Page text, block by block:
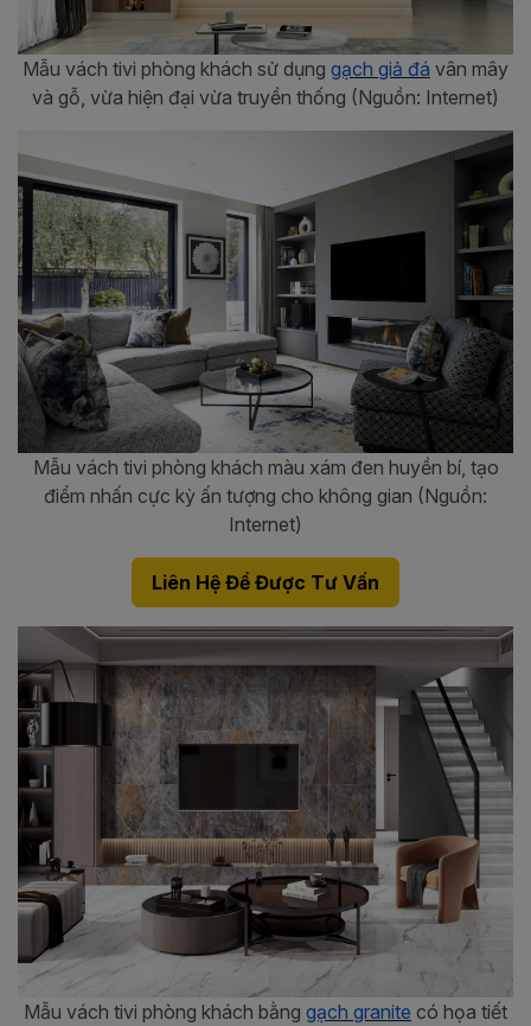
Mẫu vách tivi phòng khách sử dụng gạch giả đá vân mây
và gỗ, vừa hiện đại vừa truyền thống (Nguồn: Internet)
Mẫu vách tivi phòng khách màu xám đen huyền bí, tạo
điểm nhấn cực kỳ ấn tượng cho không gian (Nguồn:
Internet)
Liên Hệ Để Được Tư Vấn
Mẫu vách tivi phòng khách bằng gạch granite có họa tiết